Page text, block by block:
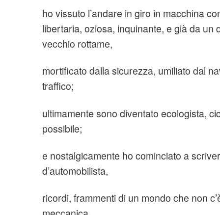
ho vissuto l’andare in giro in macchina
libertaria, oziosa, inquinante, e già da un
vecchio rottame,
mortificato dalla sicurezza, umiliato dal
traffico;
ultimamente sono diventato ecologista,
possibile;
e nostalgicamente ho cominciato a
d’automobilista,
ricordi, frammenti di un mondo che non